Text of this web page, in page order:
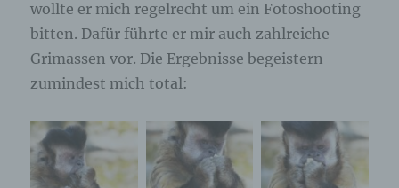
wollte er mich regelrecht um ein Fotoshooting
bitten. Dafür führte er mir auch zahlreiche
Grimassen vor. Die Ergebnisse begeistern
zumindest mich total: